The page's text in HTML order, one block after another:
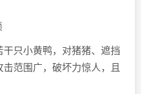
只小黄鸭，对猪猪、遮挡
范围广，破坏力惊人，且